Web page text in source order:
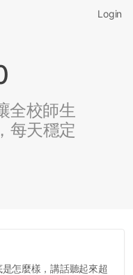
Login
全校師生
每天穩定
怎麼樣，講話聽起來超